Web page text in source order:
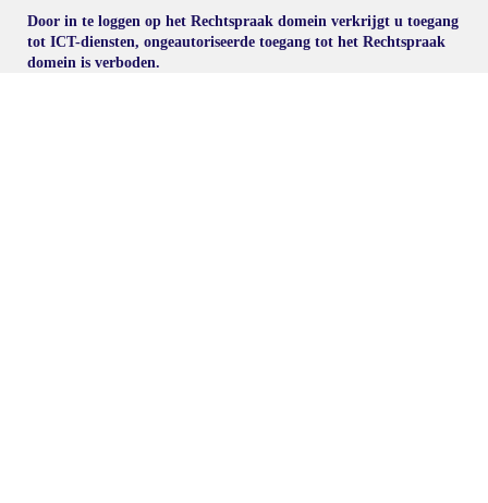
Door in te loggen op het Rechtspraak domein verkrijgt u toegang
tot ICT-diensten, ongeautoriseerde toegang tot het Rechtspraak
domein is verboden.